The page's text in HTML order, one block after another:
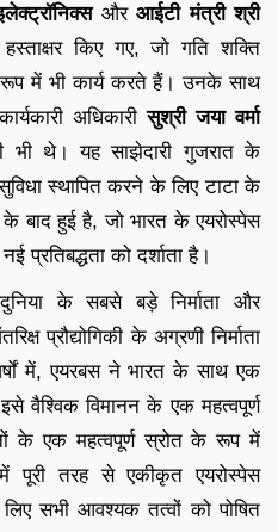
औरआईटी मंत्री श्री
किए गए, जो गति शक्ति
रूप में भी कार्य करते हैं। उनके साथ
अधिकारीसुश्री जया वर्मा
भी थे। यह साझेदारी गुजरात के
सुविधा स्थापित करने के लिए टाटा के
के बाद हुई है, जो भारत के एयरोस्पेस
को दर्शाता है।
के सबसे बड़े निर्माता और
प्रौद्योगिकी के अग्रणी निर्माता
में, एयरबस ने भारत के साथ एक
वैश्विक विमानन के एक महत्वपूर्ण
के एक महत्वपूर्ण स्रोत के रूप में
पूरी तरह से एकीकृत एयरोस्पेस
लिए सभी आवश्यक तत्वों को पोषित